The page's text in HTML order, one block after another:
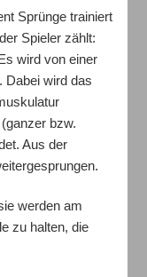
Sprünge trainiert
Spieler zählt:
wird von einer
Dabei wird das
bzw.
Aus der
werden am
zu halten, die